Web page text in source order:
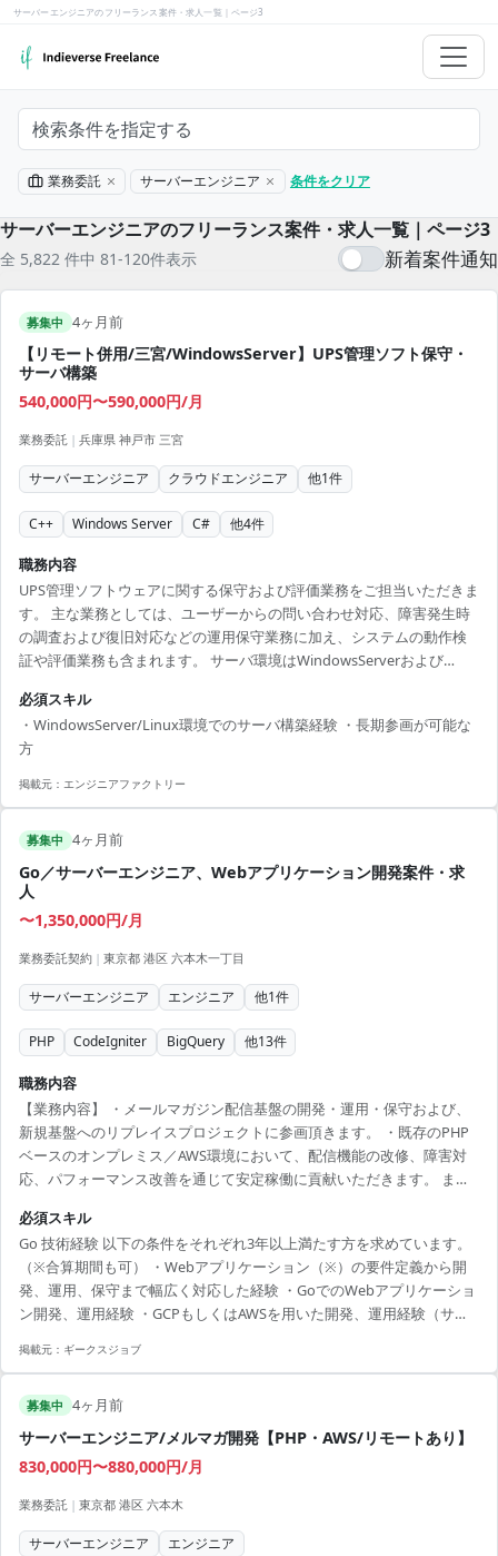
サーバーエンジニアのフリーランス案件・求人一覧｜ページ3
検索条件を指定する
業務委託 サーバーエンジニア 条件をクリア
サーバーエンジニアのフリーランス案件・求人一覧｜ページ3
全 5,822 件中 81-120件表示 新着案件通知
募集中 4ヶ月前
【リモート併用/三宮/WindowsServer】UPS管理ソフト保守・
サーバ構築
540,000円〜590,000円/月
業務委託 | 兵庫県 神戸市 三宮
サーバーエンジニア クラウドエンジニア 他1件
C++ Windows Server C# 他4件
職務内容
UPS管理ソフトウェアに関する保守および評価業務をご担当いただきま
す。 主な業務としては、ユーザーからの問い合わせ対応、障害発生時
の調査および復旧対応などの運用保守業務に加え、システムの動作検
証や評価業務も含まれます。 サーバ環境はWindowsServerおよび
せるポジションです。 【技術スタック】 ・OS：Windows Server、
Linux ・言語：C、C++、C#、PowerShell
必須スキル
・WindowsServer/Linux環境でのサーバ構築経験 ・長期参画が可能な
方
掲載元： エンジニアファクトリー
募集中 4ヶ月前
Go／サーバーエンジニア、Webアプリケーション開発案件・求
人
〜1,350,000円/月
業務委託契約 | 東京都 港区 六本木一丁目
サーバーエンジニア エンジニア 他1件
PHP CodeIgniter BigQuery 他13件
職務内容
【業務内容】 ・メールマガジン配信基盤の開発・運用・保守および、
新規基盤へのリプレイスプロジェクトに参画頂きます。 ・既存のPHP
ベースのオンプレミス／AWS環境において、配信機能の改修、障害対
応、パフォーマンス改善を通じて安定稼働に貢献いただきます。 ま
実装、テスト、移行対応まで一貫して担当していただきます。 【求め
る人物像】 ・チーム開発の経験があり、協調性のある方 ・常に技術を
学び続け、自ら率先して課題解決に取り組める方 ・職種、職能、働き
方（リモートワーク）などに関わらず、円滑にコミュニケーションを
取れる方 【その他】 ・基本はリモート...
必須スキル
Go 技術経験 以下の条件をそれぞれ3年以上満たす方を求めています。
（※合算期間も可） ・Webアプリケーション（※）の要件定義から開
発、運用、保守まで幅広く対応した経験 ・GoでのWebアプリケーショ
ン開発、運用経験 ・GCPもしくはAWSを用いた開発、運用経験（サー
のWebアプリケーションのイメージ ・動的なWEBサイトであること ・
と ・監視・保守体制が組まれていること ・コードの品質が担保される
体制であること (コードレビューやテストコードなど)
掲載元： ギークスジョブ
募集中 4ヶ月前
サーバーエンジニア/メルマガ開発【PHP・AWS/リモートあり】
830,000円〜880,000円/月
業務委託 | 東京都 港区 六本木
サーバーエンジニア エンジニア